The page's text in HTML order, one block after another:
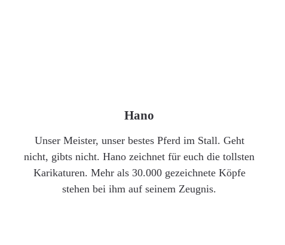
Hano
Unser Meister, unser bestes Pferd im Stall. Geht
nicht, gibts nicht. Hano zeichnet für euch die tollsten
Karikaturen. Mehr als 30.000 gezeichnete Köpfe
stehen bei ihm auf seinem Zeugnis.